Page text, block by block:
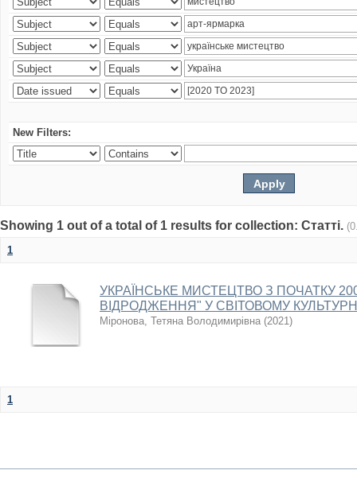
New Filters:
Showing 1 out of a total of 1 results for collection: Статті.
1
УКРАЇНСЬКЕ МИСТЕЦТВО З ПОЧАТКУ
ВІДРОДЖЕННЯ" У СВІТОВОМУ
Міронова, Тетяна Володимирівна (2021)
1